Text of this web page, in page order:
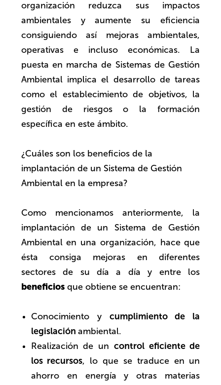
organización reduzca sus impactos
ambientales y aumente su eficiencia
consiguiendo así mejoras ambientales,
operativas e incluso económicas. La
puesta en marcha de Sistemas de Gestión
Ambiental implica el desarrollo de tareas
como el establecimiento de objetivos, la
gestión de riesgos o la formación
específica en este ámbito.
¿Cuáles son los beneficios de la
implantación de un Sistema de Gestión
Ambiental en la empresa?
Como mencionamos anteriormente, la
implantación de un Sistema de Gestión
Ambiental en una organización, hace que
ésta consiga mejoras en diferentes
sectores de su día a día y entre los
beneficiosque obtiene se encuentran:
Conocimiento y cumplimiento de la
legislación ambiental.
Realización de un control eficiente de
los recursos, lo que se traduce en un
ahorro en energía y otras materias